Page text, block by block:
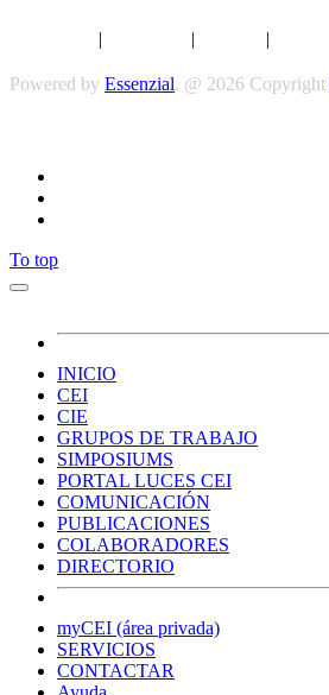
| | |
Powered by Essenzial. @ 2026 Copyright
To top
INICIO
CEI
CIE
GRUPOS DE TRABAJO
SIMPOSIUMS
PORTAL LUCES CEI
COMUNICACIÓN
PUBLICACIONES
COLABORADORES
DIRECTORIO
myCEI (área privada)
SERVICIOS
CONTACTAR